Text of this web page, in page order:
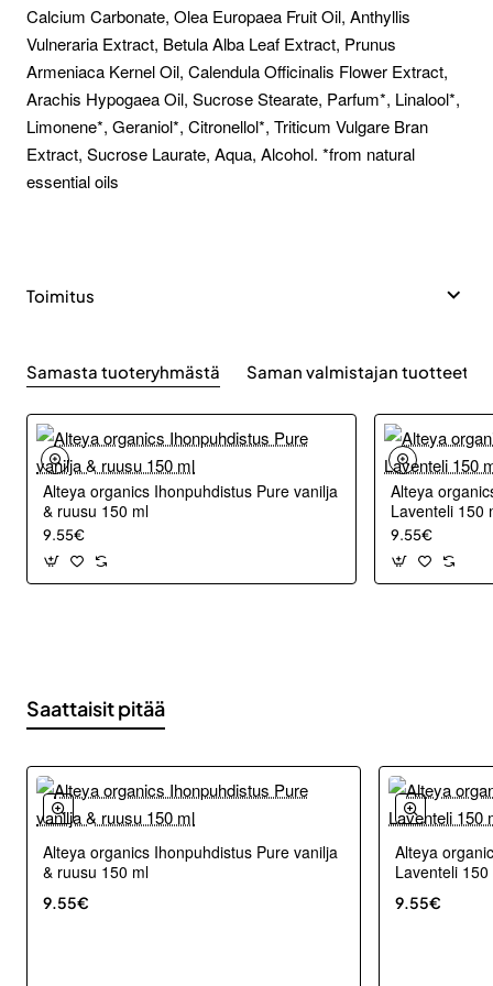
Calcium Carbonate, Olea Europaea Fruit Oil, Anthyllis
Vulneraria Extract, Betula Alba Leaf Extract, Prunus
Armeniaca Kernel Oil, Calendula Officinalis Flower Extract,
Arachis Hypogaea Oil, Sucrose Stearate, Parfum*, Linalool*,
Limonene*, Geraniol*, Citronellol*, Triticum Vulgare Bran
Extract, Sucrose Laurate, Aqua, Alcohol. *from natural
essential oils
Toimitus
Samasta tuoteryhmästä Saman valmistajan tuotteet
Alteya organics Ihonpuhdistus Pure vanilja
& ruusu 150 ml
9.55€
Alteya
Laventeli 150
9.55€
Saattaisit pitää
Alteya organics Ihonpuhdistus Pure vanilja
& ruusu 150 ml
9.55€
Alteya
Laventeli 150
9.55€